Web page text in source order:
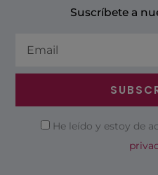
Suscríbete a
PrivacidadHe leído y estoy de